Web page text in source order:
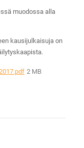
muodossa alla
kausijulkaisuja on
2 MB